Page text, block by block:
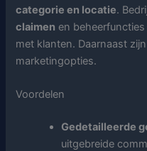
categorie en locatie.
claimen en
met klanten. Daarnaast
marketingopties.
Voordelen
Gedetailleerde
uitgebreide